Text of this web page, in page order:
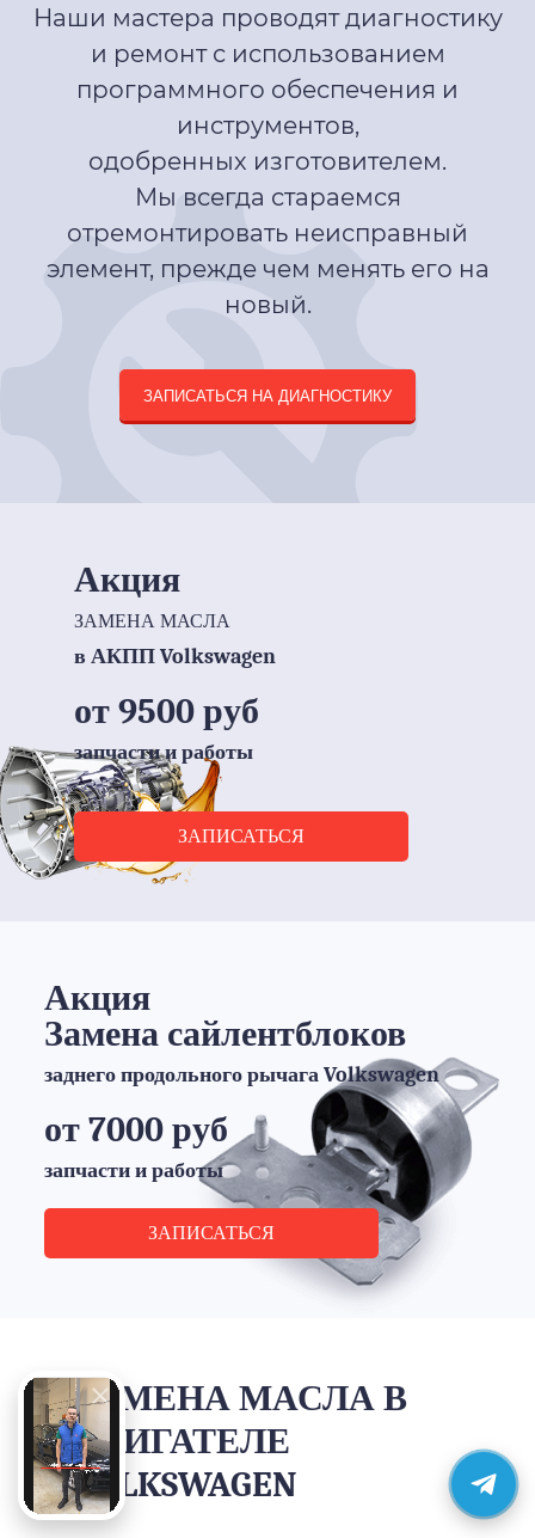
Наши мастера проводят диагностику
и ремонт с использованием
программного обеспечения и
инструментов,
одобренных изготовителем.
Мы всегда стараемся
отремонтировать неисправный
элемент, прежде чем менять его на
новый.
ЗАПИСАТЬСЯ НА ДИАГНОСТИКУ
Акция
ЗАМЕНА МАСЛА
в АКПП Volkswagen
от 9500 руб
запчасти и работы
ЗАПИСАТЬСЯ
Акция
Замена сайлентблоков
заднего продольного рычага Volkswagen
от 7000 руб
запчасти и работы
ЗАПИСАТЬСЯ
ЗАМЕНА МАСЛА В
ДВИГАТЕЛЕ
VOLKSWAGEN